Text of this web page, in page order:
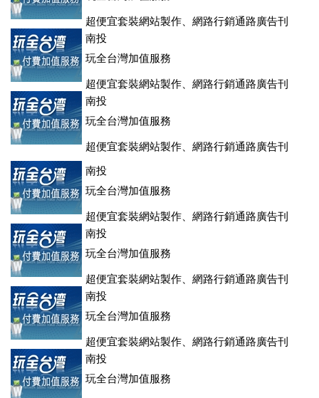
超便宜套裝網站製作、網路行銷通路廣告刊
登、訂房系統、客房委託旅行社銷售，全面優惠中....
南投
玩全台灣加值服務
超便宜套裝網站製作、網路行銷通路廣告刊
登、訂房系統、客房委託旅行社銷售，全面優惠中....
南投
玩全台灣加值服務
超便宜套裝網站製作、網路行銷通路廣告刊
登、訂房系統、客房委託旅行社銷售，全面優惠中....
南投
玩全台灣加值服務
超便宜套裝網站製作、網路行銷通路廣告刊
登、訂房系統、客房委託旅行社銷售，全面優惠中....
南投
玩全台灣加值服務
超便宜套裝網站製作、網路行銷通路廣告刊
登、訂房系統、客房委託旅行社銷售，全面優惠中....
南投
玩全台灣加值服務
超便宜套裝網站製作、網路行銷通路廣告刊
登、訂房系統、客房委託旅行社銷售，全面優惠中....
南投
玩全台灣加值服務